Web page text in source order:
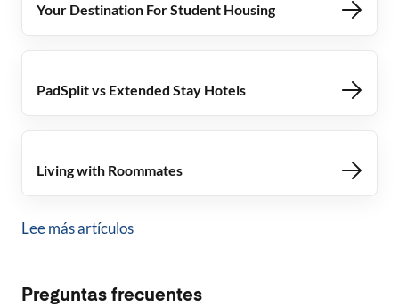
Your Destination For Student Housing
PadSplit vs Extended Stay Hotels
Living with Roommates
Lee más artículos
Preguntas frecuentes